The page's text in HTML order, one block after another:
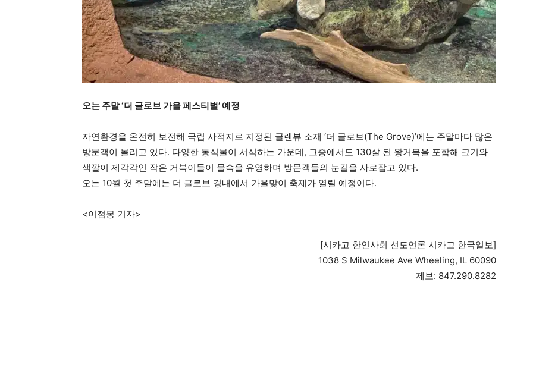
오는 주말 ‘더 글로브 가을 페스티벌’ 예정
자연환경을 온전히 보전해 국립 사적지로 지정된 글렌뷰 소재 ‘더 글로브(The Grove)’에는 주말마다 많은
방문객이 몰리고 있다. 다양한 동식물이 서식하는 가운데, 그중에서도 130살 된 왕거북을 포함해 크기와
색깔이 제각각인 작은 거북이들이 물속을 유영하며 방문객들의 눈길을 사로잡고 있다.
오는 10월 첫 주말에는 더 글로브 경내에서 가을맞이 축제가 열릴 예정이다.
<이점봉 기자>
[시카고 한인사회 선도언론 시카고 한국일보]
1038 S Milwaukee Ave Wheeling, IL 60090
제보: 847.290.8282